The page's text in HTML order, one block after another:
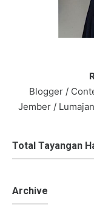
Blogger /
Jember /
Total Tayangan
Archive